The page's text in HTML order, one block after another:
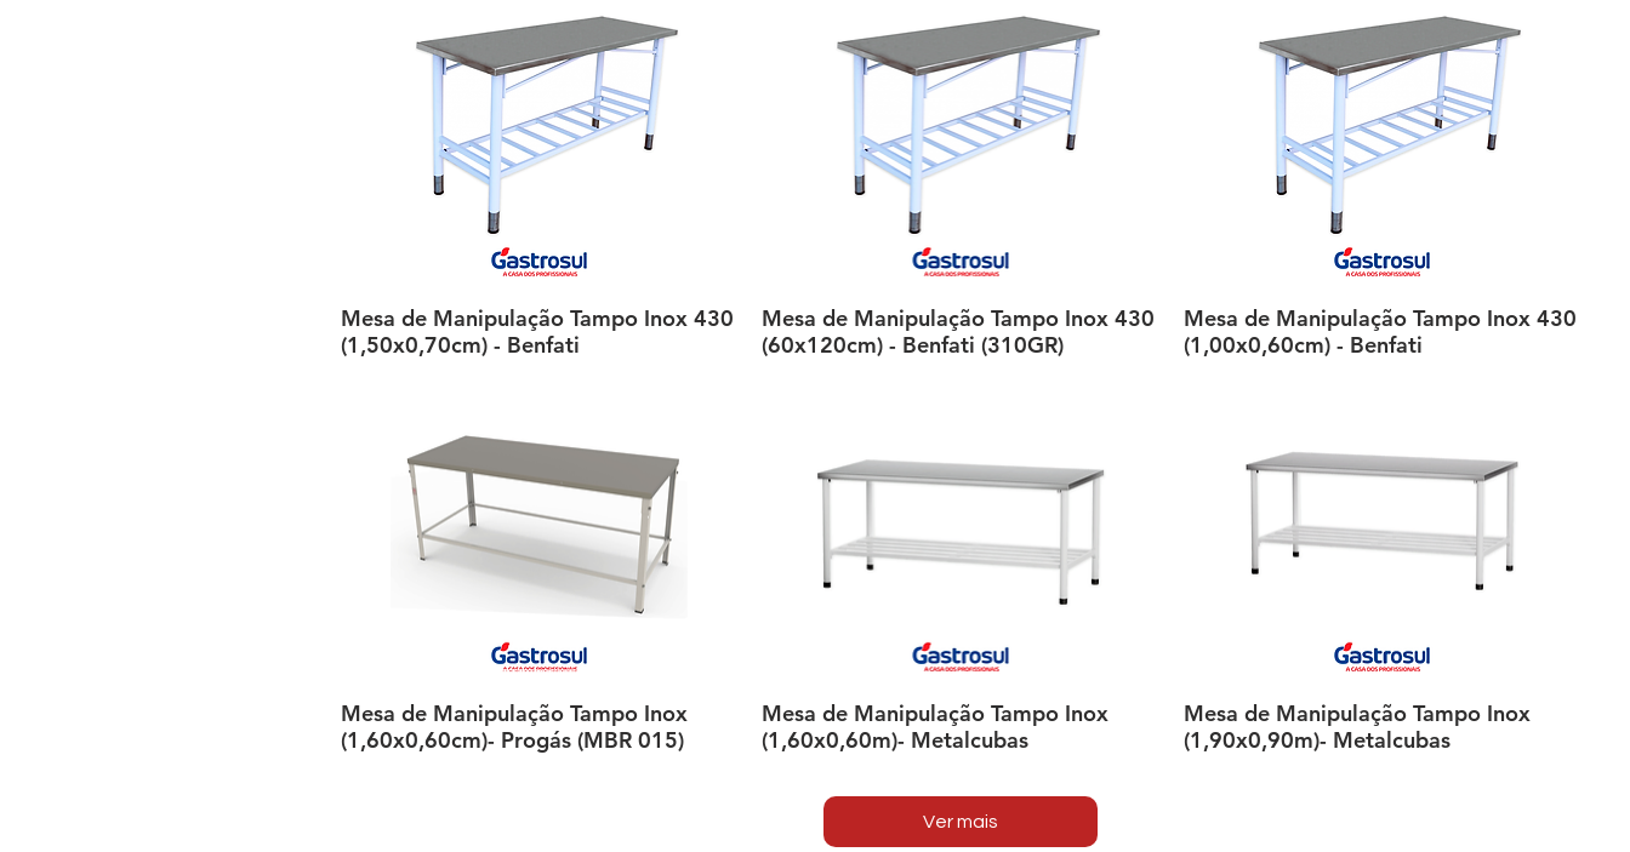
Visualização rápida
Mesa de Manipulação Tampo Inox 430
(1,50x0,70cm) - Benfati
Visualização rápida
Mesa de Manipulação Tampo Inox 430
(60x120cm) - Benfati (310GR)
Visualização rápida
Mesa de Manipulação Tampo Inox 430
(1,00x0,60cm) - Benfati
Visualização rápida
Mesa de Manipulação Tampo Inox
(1,60x0,60cm)- Progás (MBR 015)
Visualização rápida
Mesa de Manipulação Tampo Inox
(1,60x0,60m)- Metalcubas
Visualização rápida
Mesa de Manipulação Tampo Inox
(1,90x0,90m)- Metalcubas
Ver mais